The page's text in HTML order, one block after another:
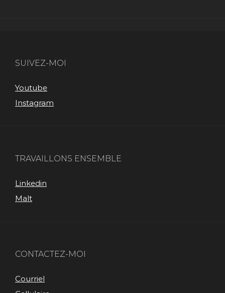
SUIVEZ-MOI
Youtube
Instagram
TRAVAILLONS ENSEMBLE
Linkedin
Malt
CONTACTEZ-MOI
Courriel